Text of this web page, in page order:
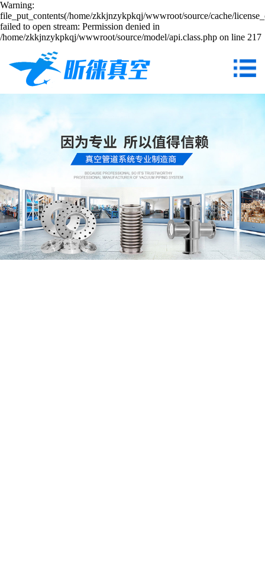
Warning:
file_put_contents(/home/zkkjnzykpkqj/wwwroot/source/cache/
failed to open stream: Permission denied in
/home/zkkjnzykpkqj/wwwroot/source/model/api.class.php on line 217